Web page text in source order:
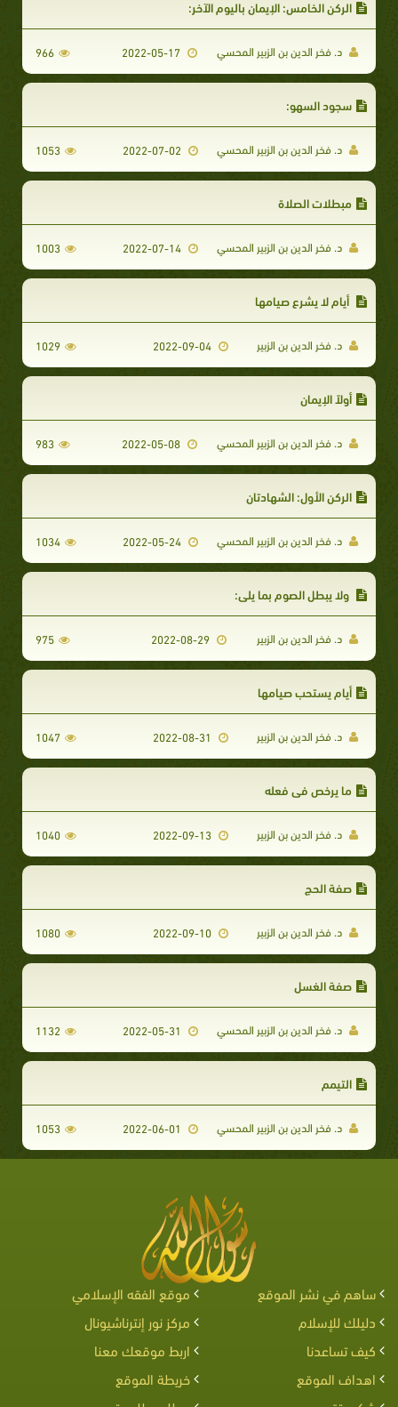
الركن الخامس: الإيمان باليوم الآخر:
د. فخر الدين بن الزبير المحسي 966
سجود السهو:
د. فخر الدين بن الزبير المحسي 1053
مبطلات الصلاة
د. فخر الدين بن الزبير المحسي 1003
أيام لا يشرع صيامها
د. فخر الدين بن الزبير 1029
أولاً الإيمان
د. فخر الدين بن الزبير المحسي 2022-05-08
983
الركن الأول: الشهادتان
د. فخر الدين بن الزبير المحسي 1034
​ ولا يبطل الصوم بما يلي:
د. فخر الدين بن الزبير 975
أيام يستحب صيامها
د. فخر الدين بن الزبير 1047
ما يرخص في فعله
د. فخر الدين بن الزبير 1040
صفة الحج
د. فخر الدين بن الزبير 1080
صفة الغسل
د. فخر الدين بن الزبير المحسي 1132
التيمم
د. فخر الدين بن الزبير المحسي 1053
ساهم في نشر الموقع
موقع الفقه الإسلامي
دليلك للإسلام
مركز نور إنترناشيونال
كيف تساعدنا
اربط موقعك معنا
اهداف الموقع
خريطة الموقع